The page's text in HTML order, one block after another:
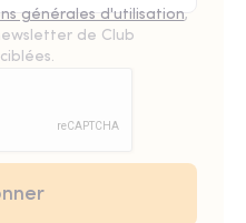
générales d'utilisation,
de Club